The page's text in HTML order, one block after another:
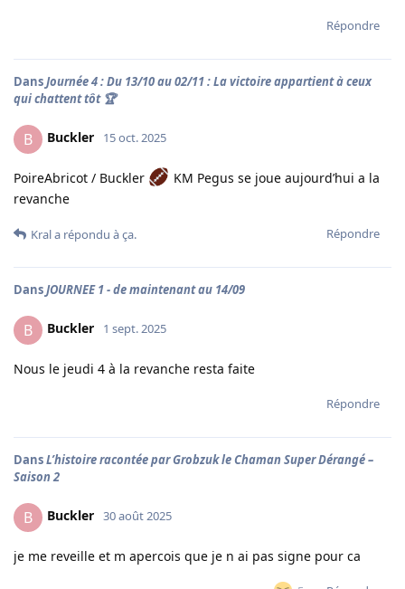
Répondre
DansJournée 4 : Du 13/10 au 02/11 : La victoire appartient à ceux
qui chattent tôt 🏆
B Buckler 15 oct. 2025
PoireAbricot / Buckler
KM Pegus se joue aujourd’hui a la
revanche
Répondre
Krala répondu à ça.
DansJOURNEE 1 - de maintenant au 14/09
B Buckler 1 sept. 2025
Nous le jeudi 4 à la revanche resta faite
Répondre
DansL’histoire racontée par Grobzuk le Chaman Super Dérangé –
Saison 2
B Buckler 30 août 2025
je me reveille et m apercois que je n ai pas signe pour ca